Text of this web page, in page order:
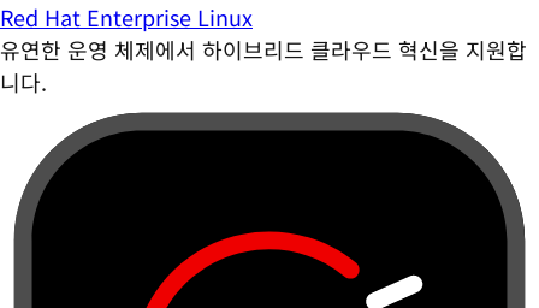
Red Hat Enterprise Linux
유연한 운영 체제에서 하이브리드 클라우드 혁신을 지원합
니다.